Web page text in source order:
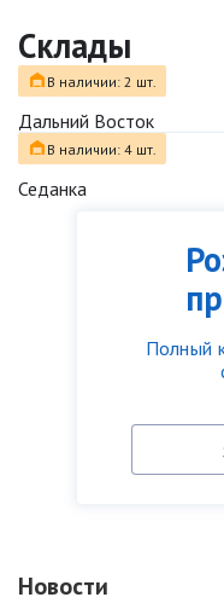
Полный
Новости
Склады
В наличии: 2 шт.
Дальний Восток
В наличии: 4 шт.
Седанка